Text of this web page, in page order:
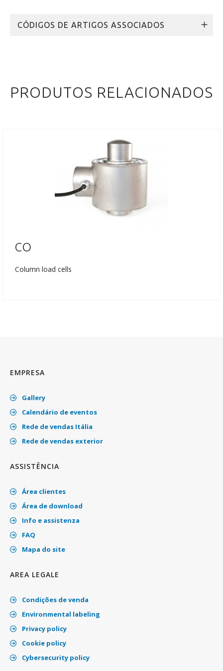
CÓDIGOS DE ARTIGOS ASSOCIADOS
PRODUTOS RELACIONADOS
CO
Column load cells
EMPRESA
Gallery
Calendário de eventos
Rede de vendas Itália
Rede de vendas exterior
ASSISTÊNCIA
Área clientes
Área de download
Info e assistenza
FAQ
Mapa do site
AREA LEGALE
Condições de venda
Environmental labeling
Privacy policy
Cookie policy
Cybersecurity policy